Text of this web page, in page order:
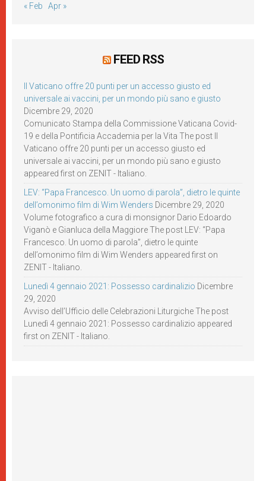
« Feb Apr »
FEED RSS
Il Vaticano offre 20 punti per un accesso giusto ed
universale ai vaccini, per un mondo più sano e giusto
Dicembre 29, 2020
Comunicato Stampa della Commissione Vaticana Covid-
19 e della Pontificia Accademia per la Vita The post Il
Vaticano offre 20 punti per un accesso giusto ed
universale ai vaccini, per un mondo più sano e giusto
appeared first on ZENIT - Italiano.
LEV: “Papa Francesco. Un uomo di parola”, dietro le quinte
dell’omonimo film di Wim Wenders Dicembre 29, 2020
Volume fotografico a cura di monsignor Dario Edoardo
Viganò e Gianluca della Maggiore The post LEV: “Papa
Francesco. Un uomo di parola”, dietro le quinte
dell’omonimo film di Wim Wenders appeared first on
ZENIT - Italiano.
Lunedì 4 gennaio 2021: Possesso cardinalizio Dicembre
29, 2020
Avviso dell’Ufficio delle Celebrazioni Liturgiche The post
Lunedì 4 gennaio 2021: Possesso cardinalizio appeared
first on ZENIT - Italiano.